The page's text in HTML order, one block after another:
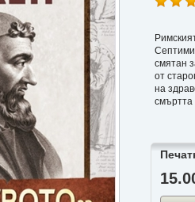
смятан
от
на
смъртта